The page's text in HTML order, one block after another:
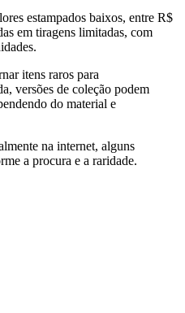
estampados baixos, entre R$
em tiragens limitadas, com
itens raros para
versões de coleção podem
do material e
na internet, alguns
a procura e a raridade.